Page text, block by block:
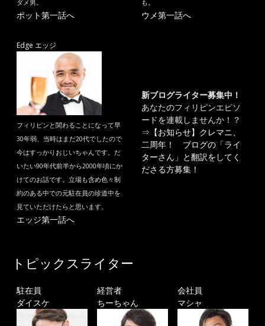
ダメ男。
ポット第一話へ
も。
ウメ第一話へ
Edge エッジ
フィリピンと関わることになって早
30年弱、当時はまだ20代でしたので
今はすっかりおじいちゃんです。だ
いたい90年代前半から2000年頃にか
けてのお話です。立場も含め色々制
約のある中での元駐在員の珍道中を
見ていただけたらと思います。
エッジ第一話へ
新ブログライター募集中！
あなたのフィリピンエピソ
ードを連載しませんか！？
⇒ 【お知らせ】クレマニ、
二周年！ ブログの「ライ
ターさん」と翻訳をしてく
ださる方募集！
トピックスライター
駐在員
ダイスケ
経営者
ちーちゃん
会社員
マシャ